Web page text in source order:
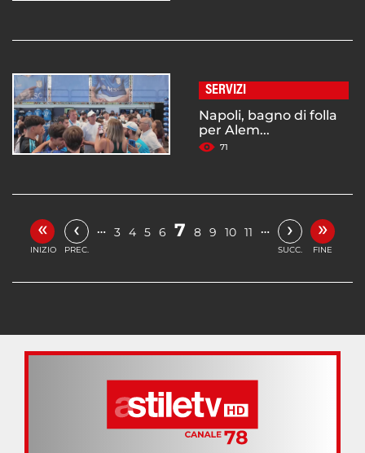
SERVIZI
Napoli, bagno di folla
per Alem...
71
«
INIZIO
‹
PREC.
… 3 4 5 6 7 8 9 10 11 … ›
SUCC.
»
FINE